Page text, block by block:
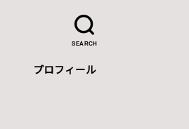
SEARCH
プロフィール